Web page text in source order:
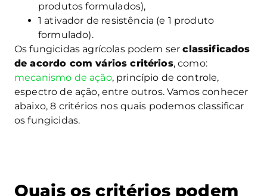
produtos formulados),
1 ativador de resistência (e 1 produto
formulado).
Os fungicidas agrícolas podem serclassificados
de acordo com vários critérios, como:
mecanismo de ação, princípio de controle,
espectro de ação, entre outros. Vamos conhecer
abaixo, 8 critérios nos quais podemos classificar
os fungicidas.
Quais os critérios podem